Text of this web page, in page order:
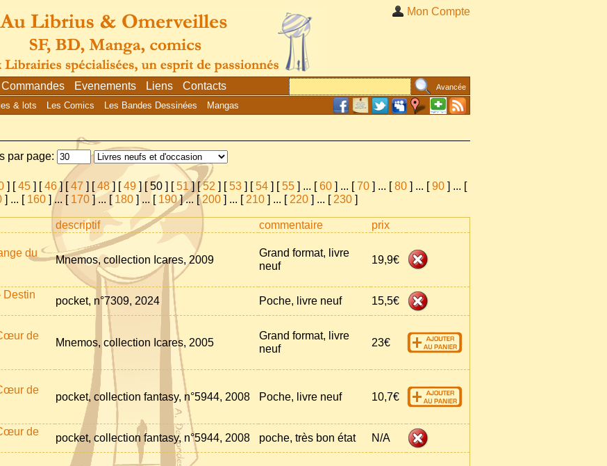
Mon Compte
Evenements Liens Contacts Avancée
& lots Les Comics Les Bandes Dessinées Mangas
par page:
] [45 ] [46] [47 ] [48 ] [49 ] [50 ] [51] [52 ] [ 53 ] [ 54 ] [ 55 ] ... [60 ] ... [70 ] ... [80 ] ... [90 ] ... [
] ... [ 160 ]... [ 170 ] ... [ 180 ] ... [ 190]... [200 ] ... [ 210 ] ... [ 220 ] ... [ 230 ]
descriptif commentaire prix
du
Mnemos, collection Icares, 2009
Grand format, livre
neuf
19,9€
Destin
pocket, n°7309, 2024 Poche, livre neuf 15,5€
de
Mnemos, collection Icares, 2005
Grand format, livre
neuf
23€
de
pocket, collection fantasy, n°5944, 2008 Poche, livre neuf 10,7€
de
pocket, collection fantasy, n°5944, 2008 poche, très bon état N/A